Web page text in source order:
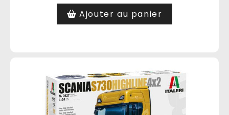
Ajouter au panier